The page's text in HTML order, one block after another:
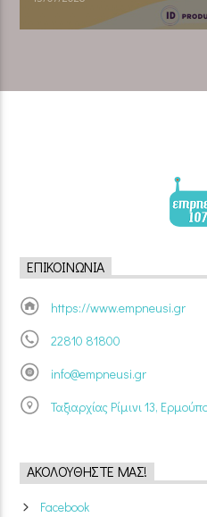
ΕΠΙΚΟΙΝΩΝΊΑ
https://www.empneusi.gr
22810 81800
info@empneusi.gr
Ταξιαρχίας Ρίμινι 13,
ΑΚΟΛΟΥΘΉΣΤΕ ΜΑΣ!
Facebook